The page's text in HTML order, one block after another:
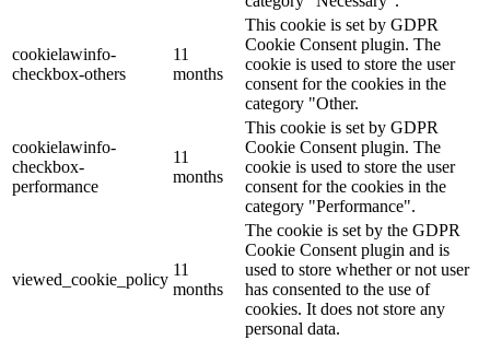
cookielawinfo-
checkbox-others
11
months
This cookie is set by GDPR
Cookie Consent plugin. The
cookie is used to store the user
consent for the cookies in the
category "Other.
cookielawinfo-
checkbox-
performance
11
months
This cookie is set by GDPR
Cookie Consent plugin. The
cookie is used to store the user
consent for the cookies in the
category "Performance".
viewed_cookie_policy
11
months
The cookie is set by the GDPR
Cookie Consent plugin and is
used to store whether or not user
has consented to the use of
cookies. It does not store any
personal data.